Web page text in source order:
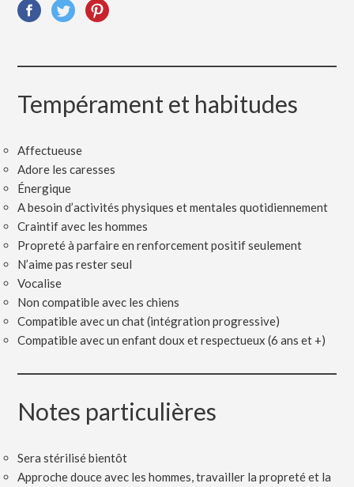
Tempérament et habitudes
Affectueuse
Adore les caresses
Énergique
A besoin d’activités physiques et mentales quotidiennement
Craintif avec les hommes
Propreté à parfaire en renforcement positif seulement
N’aime pas rester seul
Vocalise
Non compatible avec les chiens
Compatible avec un chat (intégration progressive)
Compatible avec un enfant doux et respectueux (6 ans et +)
Notes particulières
Sera stérilisé bientôt
Approche douce avec les hommes, travailler la propreté et la